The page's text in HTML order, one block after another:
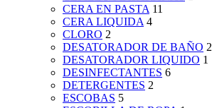
CERA EN PASTA 11
CERA LIQUIDA 4
CLORO 2
DESATORADOR DE BAÑO 2
DESATORADOR LIQUIDO 1
DESINFECTANTES 6
DETERGENTES 2
ESCOBAS 5